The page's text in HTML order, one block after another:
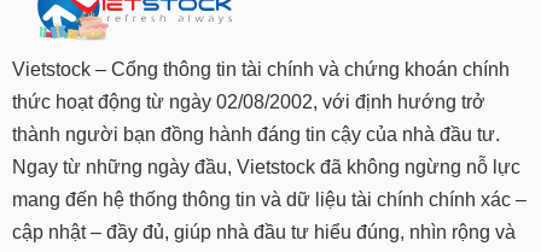
Vietstock – Cổng thông tin tài chính và chứng khoán chính
thức hoạt động từ ngày 02/08/2002, với định hướng trở
thành người bạn đồng hành đáng tin cậy của nhà đầu tư.
Ngay từ những ngày đầu, Vietstock đã không ngừng nỗ lực
mang đến hệ thống thông tin và dữ liệu tài chính chính xác –
cập nhật – đầy đủ, giúp nhà đầu tư hiểu đúng, nhìn rộng và